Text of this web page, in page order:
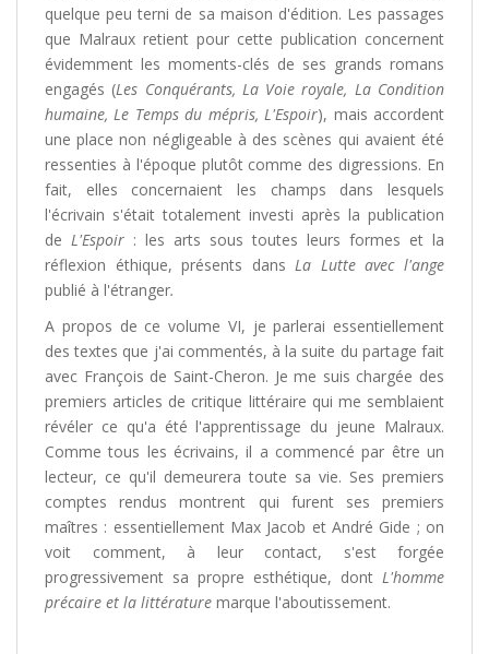
quelque peu terni de sa maison d'édition. Les passages
que Malraux retient pour cette publication concernent
évidemment les moments-clés de ses grands romans
engagés (Les Conquérants, La Voie royale, La Condition
humaine, Le Temps du mépris, L'Espoir), mais accordent
une place non négligeable à des scènes qui avaient été
ressenties à l'époque plutôt comme des digressions. En
fait, elles concernaient les champs dans lesquels
l'écrivain s'était totalement investi après la publication
de L'Espoir : les arts sous toutes leurs formes et la
réflexion éthique, présents dansLa Lutte avec l'ange
publié à l'étranger.
A propos de ce volume VI, je parlerai essentiellement
des textes que j'ai commentés, à la suite du partage fait
avec François de Saint-Cheron. Je me suis chargée des
premiers articles de critique littéraire qui me semblaient
révéler ce qu'a été l'apprentissage du jeune Malraux.
Comme tous les écrivains, il a commencé par être un
lecteur, ce qu'il demeurera toute sa vie. Ses premiers
comptes rendus montrent qui furent ses premiers
maîtres : essentiellement Max Jacob et André Gide ; on
voit comment, à leur contact, s'est forgée
progressivement sa propre esthétique, dont L'homme
précaire et la littérature marque l'aboutissement.